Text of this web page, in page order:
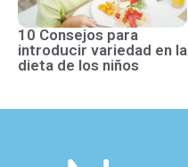
10 Consejos para
introducir variedad en la
dieta de los niños